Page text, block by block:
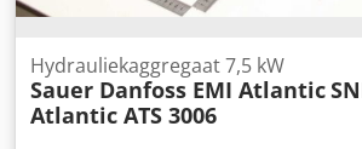
Hydrauliekaggregaat 7,5 kW
Sauer Danfoss EMI Atlantic
Atlantic ATS 3006